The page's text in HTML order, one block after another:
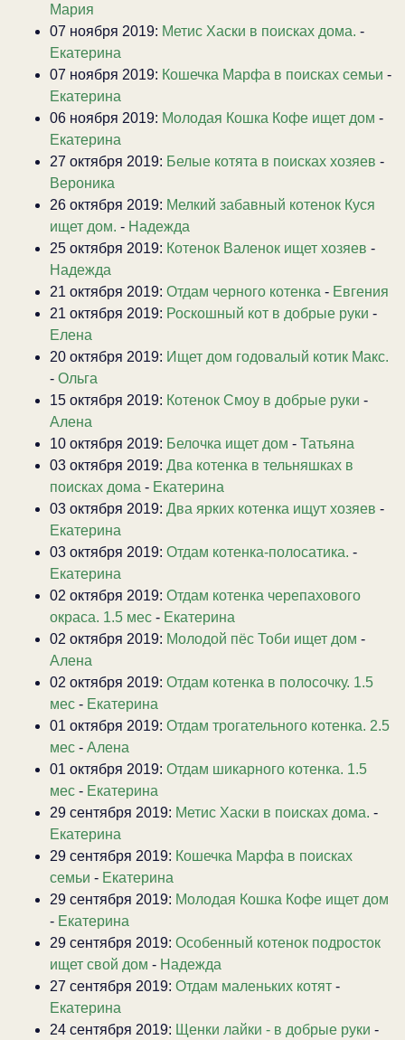
Мария
07 ноября 2019: Метис Хаски в поисках дома. -
Екатерина
07 ноября 2019: Кошечка Марфа в поисках семьи -
Екатерина
06 ноября 2019: Молодая Кошка Кофе ищет дом -
Екатерина
27 октября 2019: Белые котята в поисках хозяев -
Вероника
26 октября 2019: Мелкий забавный котенок Куся
ищет дом. - Надежда
25 октября 2019: Котенок Валенок ищет хозяев -
Надежда
21 октября 2019: Отдам черного котенка - Евгения
21 октября 2019: Роскошный кот в добрые руки -
Елена
20 октября 2019: Ищет дом годовалый котик Макс.
- Ольга
15 октября 2019: Котенок Смоу в добрые руки -
Алена
10 октября 2019: Белочка ищет дом - Татьяна
03 октября 2019: Два котенка в тельняшках в
поисках дома - Екатерина
03 октября 2019: Два ярких котенка ищут хозяев -
Екатерина
03 октября 2019: Отдам котенка-полосатика. -
Екатерина
02 октября 2019: Отдам котенка черепахового
окраса. 1.5 мес - Екатерина
02 октября 2019: Молодой пёс Тоби ищет дом -
Алена
02 октября 2019: Отдам котенка в полосочку. 1.5
мес - Екатерина
01 октября 2019: Отдам трогательного котенка. 2.5
мес - Алена
01 октября 2019: Отдам шикарного котенка. 1.5
мес - Екатерина
29 сентября 2019: Метис Хаски в поисках дома. -
Екатерина
29 сентября 2019: Кошечка Марфа в поисках
семьи - Екатерина
29 сентября 2019: Молодая Кошка Кофе ищет дом
- Екатерина
29 сентября 2019: Особенный котенок подросток
ищет свой дом - Надежда
27 сентября 2019: Отдам маленьких котят -
Екатерина
24 сентября 2019: Щенки лайки - в добрые руки -